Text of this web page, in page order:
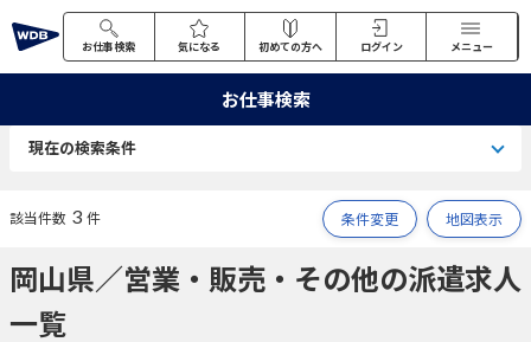
お仕事検索 気になる 初めての方へ ログイン メニュー
お仕事検索
現在の検索条件
該当件数 3 件 条件変更 地図表示
岡山県／営業・販売・その他の派遣求人
一覧